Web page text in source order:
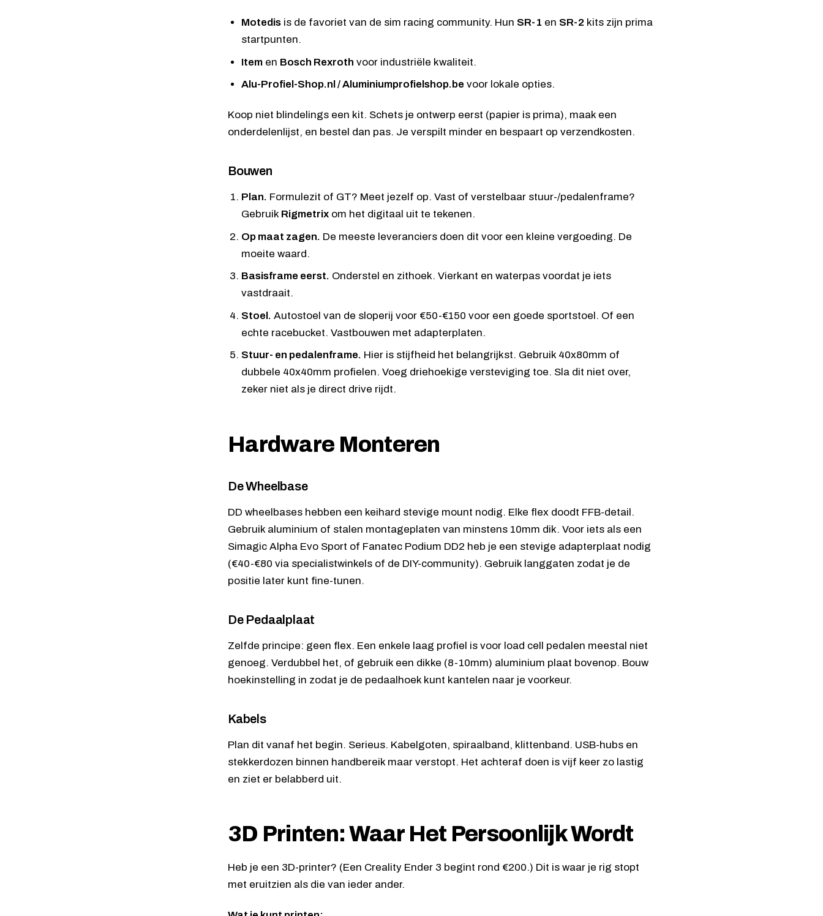
Motedis is de favoriet van de sim racing community. Hun SR-1 en SR-2 kits zijn prima
startpunten.
Item en Bosch Rexroth voor industriële kwaliteit.
Alu-Profiel-Shop.nl / Aluminiumprofielshop.be voor lokale opties.
Koop niet blindelings een kit. Schets je ontwerp eerst (papier is prima), maak een
onderdelenlijst, en bestel dan pas. Je verspilt minder en bespaart op verzendkosten.
Bouwen
Plan. Formulezit of GT? Meet jezelf op. Vast of verstelbaar stuur-/pedalenframe?
Gebruik Rigmetrix om het digitaal uit te tekenen.
Op maat zagen. De meeste leveranciers doen dit voor een kleine vergoeding. De
moeite waard.
Basisframe eerst. Onderstel en zithoek. Vierkant en waterpas voordat je iets
vastdraait.
Stoel. Autostoel van de sloperij voor €50-€150 voor een goede sportstoel. Of een
echte racebucket. Vastbouwen met adapterplaten.
Stuur- en pedalenframe. Hier is stijfheid het belangrijkst. Gebruik 40x80mm of
dubbele 40x40mm profielen. Voeg driehoekige versteviging toe. Sla dit niet over,
zeker niet als je direct drive rijdt.
Hardware Monteren
De Wheelbase
DD wheelbases hebben een keihard stevige mount nodig. Elke flex doodt FFB-detail.
Gebruik aluminium of stalen montageplaten van minstens 10mm dik. Voor iets als een
Simagic Alpha Evo Sport of Fanatec Podium DD2 heb je een stevige adapterplaat nodig
(€40-€80 via specialistwinkels of de DIY-community). Gebruik langgaten zodat je de
positie later kunt fine-tunen.
De Pedaalplaat
Zelfde principe: geen flex. Een enkele laag profiel is voor load cell pedalen meestal niet
genoeg. Verdubbel het, of gebruik een dikke (8-10mm) aluminium plaat bovenop. Bouw
hoekinstelling in zodat je de pedaalhoek kunt kantelen naar je voorkeur.
Kabels
Plan dit vanaf het begin. Serieus. Kabelgoten, spiraalband, klittenband. USB-hubs en
stekkerdozen binnen handbereik maar verstopt. Het achteraf doen is vijf keer zo lastig
en ziet er belabberd uit.
3D Printen: Waar Het Persoonlijk Wordt
Heb je een 3D-printer? (Een Creality Ender 3 begint rond €200.) Dit is waar je rig stopt
met eruitzien als die van ieder ander.